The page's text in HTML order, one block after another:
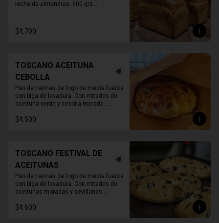
leche de almendras. 600 grs
$4.700
TOSCANO ACEITUNA
CEBOLLA
Pan de harinas de trigo de media fuerza
con biga de levadura. Con mitades de
aceituna verde y cebolla morada.
$4.500
TOSCANO FESTIVAL DE
ACEITUNAS
Pan de harinas de trigo de media fuerza
con biga de levadura. Con mitades de
aceitunas moradas y sevillanas
$4.600